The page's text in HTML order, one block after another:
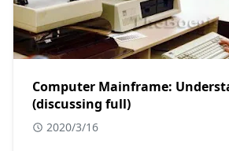
Computer Mainframe:
(discussing full)
2020/3/16